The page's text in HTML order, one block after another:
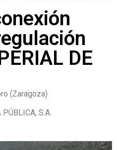
DE
(Zaragoza)
PÚBLICA, S.A.